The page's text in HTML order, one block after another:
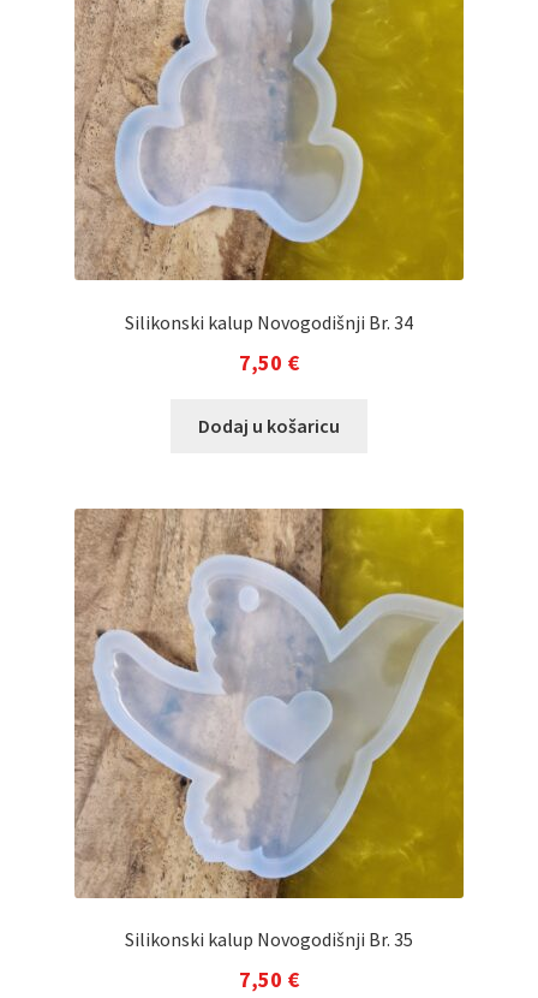
Silikonski kalup Novogodišnji Br. 34
7,50 €
Dodaj u košaricu
Silikonski kalup Novogodišnji Br. 35
7,50 €